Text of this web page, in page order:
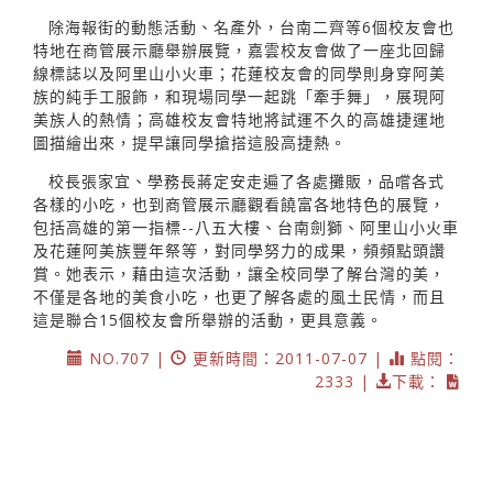
除海報街的動態活動、名產外，台南二齊等6個校友會也
特地在商管展示廳舉辦展覽，嘉雲校友會做了一座北回歸
線標誌以及阿里山小火車；花蓮校友會的同學則身穿阿美
族的純手工服飾，和現場同學一起跳「牽手舞」，展現阿
美族人的熱情；高雄校友會特地將試運不久的高雄捷運地
圖描繪出來，提早讓同學搶搭這股高捷熱。
校長張家宜、學務長蔣定安走遍了各處攤販，品嚐各式
各樣的小吃，也到商管展示廳觀看饒富各地特色的展覽，
包括高雄的第一指標--八五大樓、台南劍獅、阿里山小火車
及花蓮阿美族豐年祭等，對同學努力的成果，頻頻點頭讚
賞。她表示，藉由這次活動，讓全校同學了解台灣的美，
不僅是各地的美食小吃，也更了解各處的風土民情，而且
這是聯合15個校友會所舉辦的活動，更具意義。
NO.707 |
更新時間：2011-07-07 |
點閱：
2333 |
下載：